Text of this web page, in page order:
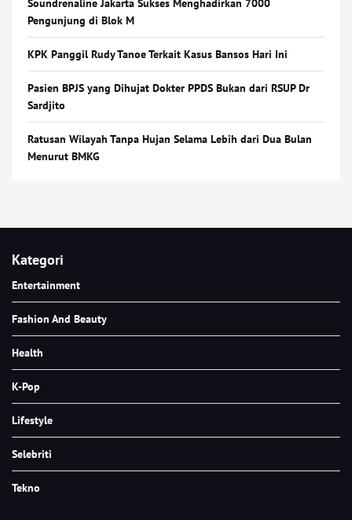
Soundrenaline Jakarta Sukses Menghadirkan 7000
Pengunjung di Blok M
KPK Panggil Rudy Tanoe Terkait Kasus Bansos Hari Ini
Pasien BPJS yang Dihujat Dokter PPDS Bukan dari RSUP Dr
Sardjito
Ratusan Wilayah Tanpa Hujan Selama Lebih dari Dua Bulan
Menurut BMKG
Kategori
Entertainment
Fashion And Beauty
Health
K-Pop
Lifestyle
Selebriti
Tekno